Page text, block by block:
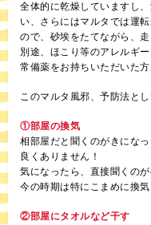
全体的に乾燥していますし
い、さらにはマルタでは運転
ので、砂埃をたてながら、走
別途、ほこり等のアレルギ
常備薬をお持ちいただいた方
このマルタ風邪、予防法と
①部屋の換気
相部屋だと聞くのがきにな
良くありません！
気になったら、直接聞くのが
今の時期は特にこまめに換気
②部屋にタオルなど干す